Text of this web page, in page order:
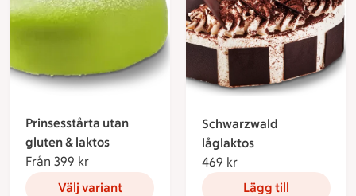
Prinsesstårta utan
gluten & laktos
Från 399 kr
Välj variant
Schwarzwald
låglaktos
469 kr
Lägg till